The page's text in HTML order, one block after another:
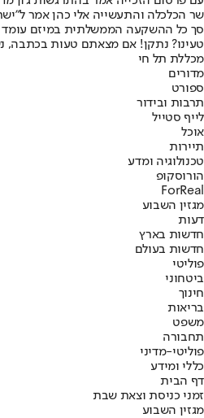
שר הכלכלה והתעשייה אלי כהן אמר
סך כל ההשקעה הממשלתית במיזם עומד על כ־120
טעינו? נתקן! אם מצאתם טעות בכתבה,
מכללת תל חי
מדורים
ספורט
תרבות ובידור
לייף סטייל
אוכל
תיירות
טכנולוגיה ומדע
הורוסקופ
ForReal
מגזין השבוע
דעות
חדשות בארץ
חדשות בעולם
פוליטי
ביטחוני
חינוך
בריאות
משפט
תחבורה
פוליטי-מדיני
כללי ומידע
דף הבית
זמני כניסת וצאת שבת
מגזין השבוע